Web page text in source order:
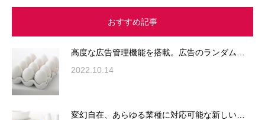
おすすめ記事
高度な広告管理機能を搭載。広告のランダム…
2022.10.14
変幻自在、あらゆる業種に対応可能な新しい…